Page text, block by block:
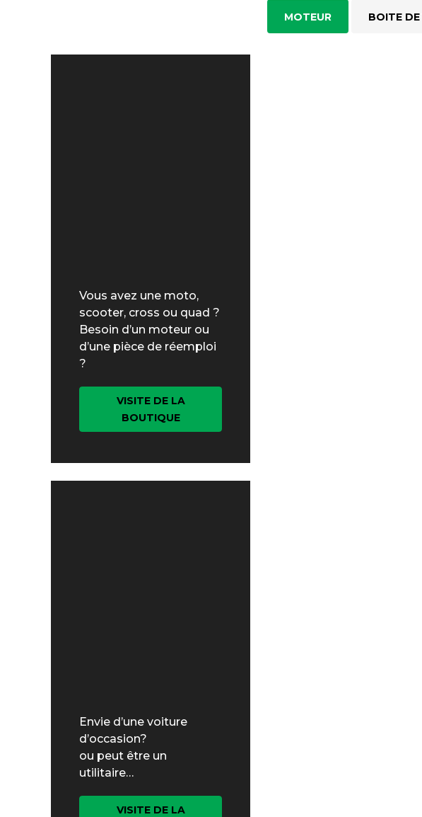
Vous avez une moto,
scooter, cross ou quad ?
Besoin d’un moteur ou
d’une pièce de réemploi
?
VISITE DE LA
BOUTIQUE
Envie d’une voiture
d’occasion?
ou peut être un
utilitaire…
VISITE DE LA
MOTEUR BOITE